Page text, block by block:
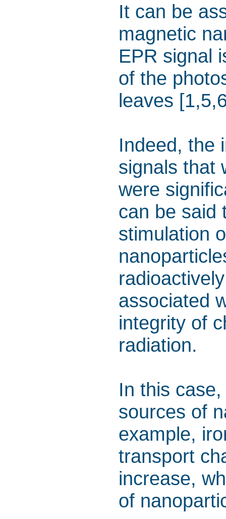
It can be
magnetic
EPR signal
of the
leaves
Indeed, the
signals that
were
can be said
stimulation
associated
integrity of
radiation.
In this
sources of
example,
transport
increase,
of